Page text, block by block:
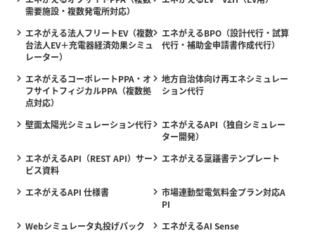
需要施設・複数発電所対応）
エネがえる法人フリートEV（複数
台法人EV＋充電器経済効果シミュ
レーター）
エネがえるBPO（設計代行・試算
代行・補助金申請書作成代行）
エネがえるコーポレートPPA・オ
フサイトフィジカルPPA（複数拠
点対応）
地方自治体向け再エネシミュレー
ション代行
壁面太陽光シミュレーション代行
エネがえるAPI（独自シミュレー
ター開発）
エネがえるAPI（REST API）サー
ビス資料
エネがえる稟議書テンプレート
エネがえるAPI 仕様書
市場連動型電気料金プラン対応A
PI
Webシミュレータ丸投げパック
エネがえるAI Sense